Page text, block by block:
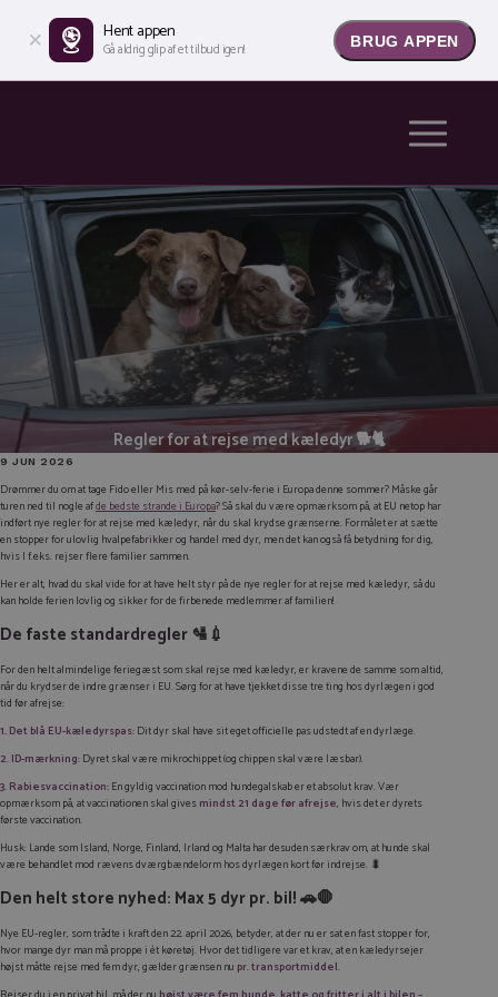
Regler for at rejse med kæledyr 🐕🐈
9 JUN 2026
Drømmer du om at tage Fido eller Mis med på kør-selv-ferie i Europa denne sommer? Måske går
turen ned til nogle afde bedste strande i Europa? Så skal du være opmærksom på, at EU netop har
indført nye regler for at rejse med kæledyr, når du skal krydse grænserne. Formålet er at sætte
en stopper for ulovlig hvalpefabrikker og handel med dyr, men det kan også få betydning for dig,
hvis I f.eks. rejser flere familier sammen.
Her er alt, hvad du skal vide for at have helt styr på de nye regler for at rejse med kæledyr, så du
kan holde ferien lovlig og sikker for de firbenede medlemmer af familien!
De faste standardregler 🛂💉
For den helt almindelige feriegæst som skal rejse med kæledyr, er kravene de samme som altid,
når du krydser de indre grænser i EU. Sørg for at have tjekket disse tre ting hos dyrlægen i god
tid før afrejse:
1. Det blå EU-kæledyrspas:Dit dyr skal have sit eget officielle pas udstedt af en dyrlæge.
2.ID-mærkning:Dyret skal være mikrochippet (og chippen skal være læsbar).
3. Rabiesvaccination:En gyldig vaccination mod hundegalskab er et absolut krav. Vær
opmærksom på, at vaccinationen skal givesmindst 21 dage før afrejse, hvis det er dyrets
første vaccination.
Husk: Lande som Island, Norge, Finland, Irland og Malta har desuden særkrav om, at hunde skal
være behandlet mod rævens dværgbændelorm hos dyrlægen kort før indrejse. 🐛
Den helt store nyhed: Max 5 dyr pr. bil! 🚗🛑
Nye EU-regler, som trådte i kraft den 22. april 2026, betyder, at der nu er sat en fast stopper for,
hvor mange dyr man må proppe i ét køretøj. Hvor det tidligere var et krav, at en kæledyrsejer
højst måtte rejse med fem dyr, gælder grænsen nu pr. transportmiddel.
Hent appen
Gå aldrig glip af et tilbud igen! BRUG APPEN